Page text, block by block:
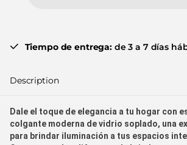
Tiempo de entrega: de 3 a 7 días
Description
Dale el toque de elegancia a tu hogar con
colgante moderna de vidrio soplado, una
para brindar iluminación a tus espacios